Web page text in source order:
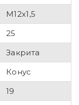
M12x1,5
25
Закрита
Конус
19